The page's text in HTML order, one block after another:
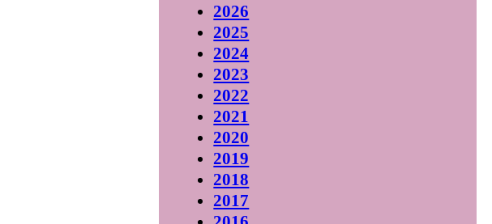
2026
2025
2024
2023
2022
2021
2020
2019
2018
2017